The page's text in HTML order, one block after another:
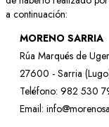
a continuación:
MORENO SARRIA
Rúa Marqués de
27600 - Sarria
Teléfono: 982 530
Email: